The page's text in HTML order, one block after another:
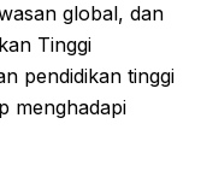
global, dan
Tinggi
pendidikan tinggi
menghadapi